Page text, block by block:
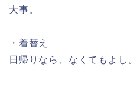
大事。
・着替え
日帰りなら、なくてもよし。